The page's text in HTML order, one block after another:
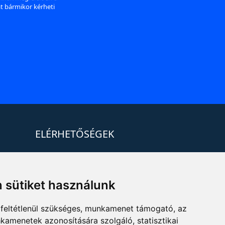
sütiket használunk
szükséges, munkamenet támogató, az
azonosítására szolgáló, statisztikai
bármikor kérheti
ELÉRHETŐSÉGEK
info@mprx.hu